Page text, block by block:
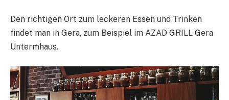
Den richtigen Ort zum leckeren Essen und Trinken
findet man in Gera, zum Beispiel im AZAD GRILL Gera
Untermhaus.